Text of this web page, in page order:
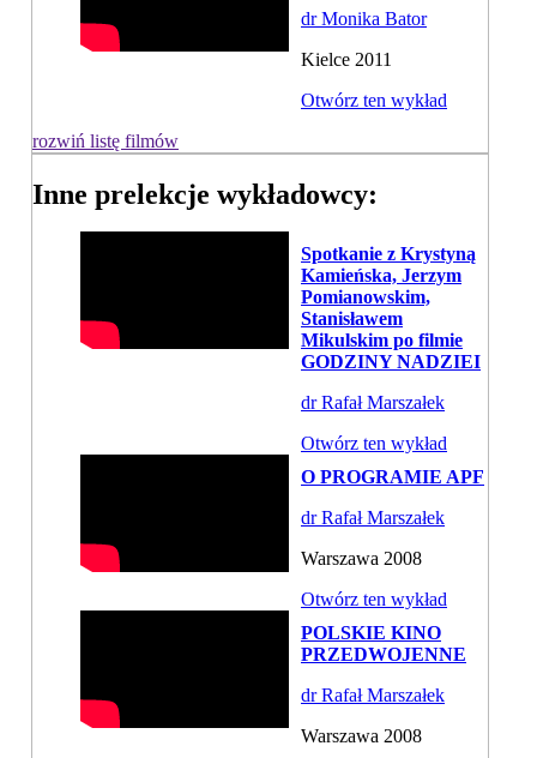
dr Monika Bator
Kielce 2011
Otwórz ten wykład
rozwiń listę filmów
Inne prelekcje wykładowcy:
Spotkanie z Krystyną
Kamieńska, Jerzym
Pomianowskim,
Stanisławem
Mikulskim po filmie
GODZINY NADZIEI
dr Rafał Marszałek
Otwórz ten wykład
O PROGRAMIE APF
dr Rafał Marszałek
Warszawa 2008
Otwórz ten wykład
POLSKIE KINO
PRZEDWOJENNE
dr Rafał Marszałek
Warszawa 2008